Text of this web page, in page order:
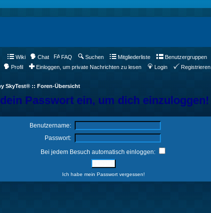
Wiki Chat FAQ Suchen Mitgliederliste
Benutzergruppen
Profil
Einloggen, um private Nachrichten zu lesen Login Registrieren
SkyTest® :: Foren-Übersicht
Passwort ein, um dich einzuloggen!
Benutzername:
Passwort:
Bei jedem Besuch automatisch einloggen:
Ich habe mein Passwort vergessen!